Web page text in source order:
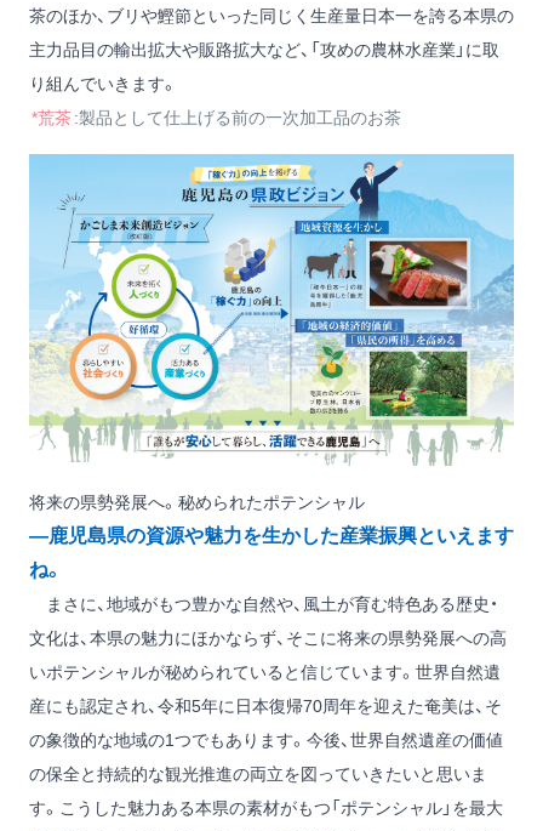
茶のほか、ブリや鰹節といった同じく生産量日本一を誇る本県の
主力品目の輸出拡大や販路拡大など、「攻めの農林水産業」に取
り組んでいきます。
*荒茶:製品として仕上げる前の一次加工品のお茶
将来の県勢発展へ。秘められたポテンシャル
―鹿児島県の資源や魅力を生かした産業振興といえます
ね。
まさに、地域がもつ豊かな自然や、風土が育む特色ある歴史・
文化は、本県の魅力にほかならず、そこに将来の県勢発展への高
いポテンシャルが秘められていると信じています。世界自然遺
産にも認定され、令和5年に日本復帰70周年を迎えた奄美は、そ
の象徴的な地域の1つでもあります。今後、世界自然遺産の価値
の保全と持続的な観光推進の両立を図っていきたいと思いま
す。こうした魅力ある本県の素材がもつ「ポテンシャル」を最大